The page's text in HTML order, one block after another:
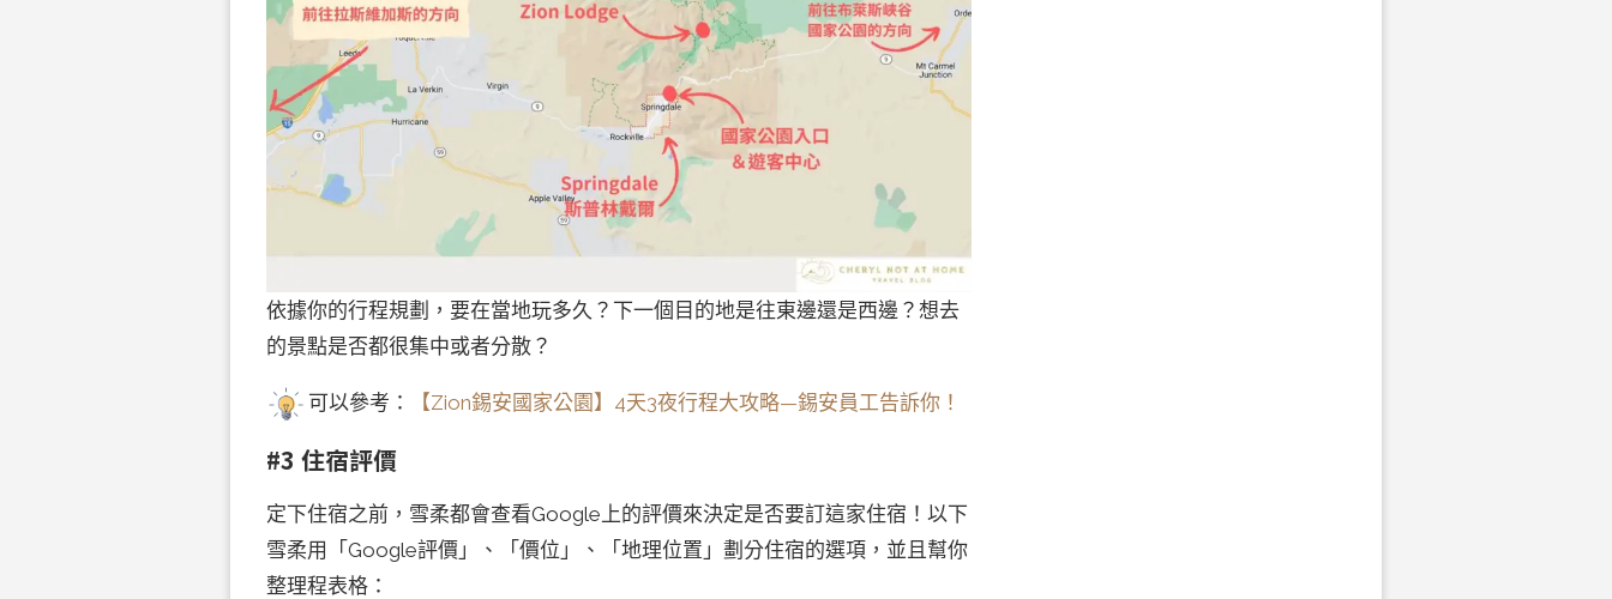
依據你的行程規劃，要在當地玩多久？下一個目的地是往東邊還是西邊？想去
的景點是否都很集中或者分散？
可以參考： 【Zion錫安國家公園】4天3夜行程大攻略—錫安員工告訴你！
#3 住宿評價
定下住宿之前，雪柔都會查看Google上的評價來決定是否要訂這家住宿！以下
雪柔用「Google評價」、「價位」、「地理位置」劃分住宿的選項，並且幫你
整理程表格：